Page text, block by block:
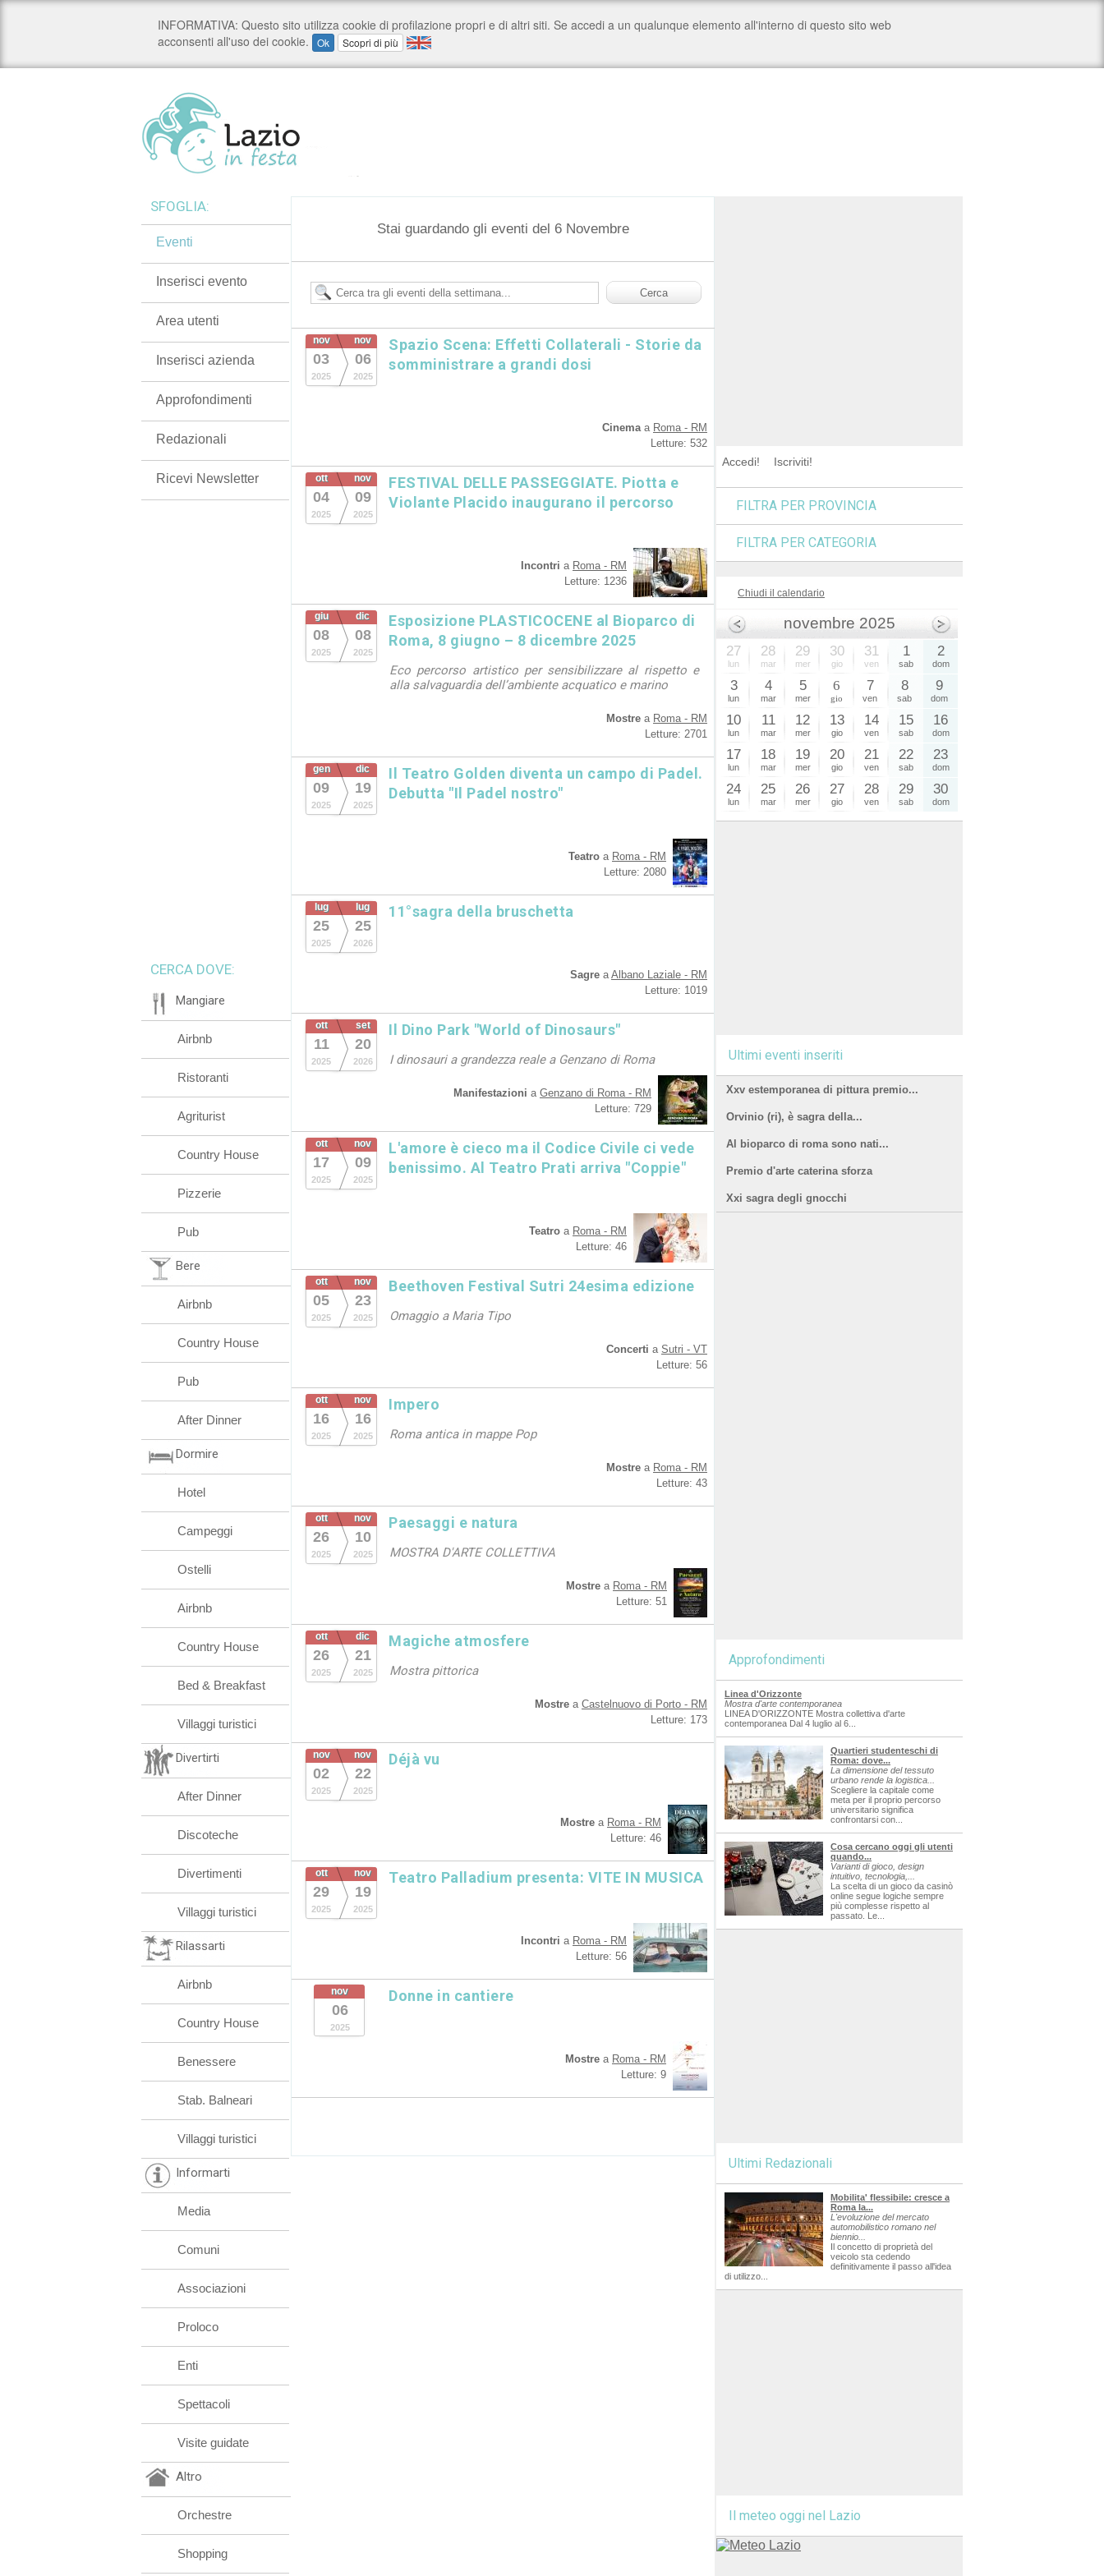
Stai guardando gli eventi del 6 Novembre
nov
03
2025
nov
06
2025
Spazio Scena: Effetti Collaterali - Storie da
somministrare a grandi dosi
Cinemaa Roma - RM
Letture: 532
ott
04
2025
nov
09
2025
FESTIVAL DELLE PASSEGGIATE. Piotta e
Violante Placido inaugurano il percorso
Incontri a Roma - RM
Letture: 1236
giu
08
2025
dic
08
2025
Esposizione PLASTICOCENE al Bioparco di
Roma, 8 giugno – 8 dicembre 2025
Eco percorso artistico per sensibilizzare al rispetto e
alla salvaguardia dell’ambiente acquatico e marino
Mostre a Roma - RM
Letture: 2701
gen
09
2025
dic
19
2025
Il Teatro Golden diventa un campo di Padel.
Debutta "Il Padel nostro"
Teatro a Roma - RM
Letture: 2080
lug
25
2025
lug
25
2026
11°sagra della bruschetta
Sagre aAlbano Laziale - RM
Letture: 1019
ott
11
2025
set
20
2026
Il Dino Park "World of Dinosaurs"
I dinosauri a grandezza reale a Genzano di Roma
Manifestazioni a Genzano di Roma - RM
Letture: 729
ott
17
2025
nov
09
2025
L'amore è cieco ma il Codice Civile ci vede
benissimo. Al Teatro Prati arriva "Coppie"
Teatro a Roma - RM
Letture: 46
ott
05
2025
nov
23
2025
Beethoven Festival Sutri 24esima edizione
Omaggio a Maria Tipo
Concerti a Sutri - VT
Letture: 56
ott
16
2025
nov
16
2025
Impero
Roma antica in mappe Pop
Mostre a Roma - RM
Letture: 43
ott
26
2025
nov
10
2025
Paesaggi e natura
MOSTRA D'ARTE COLLETTIVA
Mostre a Roma - RM
Letture: 51
ott
26
2025
dic
21
2025
Magiche atmosfere
Mostra pittorica
Mostre a Castelnuovo di Porto - RM
Letture: 173
nov
02
2025
nov
22
2025
Déjà vu
Mostre a Roma - RM
Letture: 46
ott
29
2025
nov
19
2025
Teatro Palladium presenta: VITE IN MUSICA
Incontri a Roma - RM
Letture: 56
nov
06
2025
Donne in cantiere
Mostre a Roma - RM
Letture: 9
SFOGLIA:
Eventi
Inserisci evento
Area utenti
Inserisci azienda
Approfondimenti
Redazionali
Ricevi Newsletter
CERCA DOVE:
Mangiare
Airbnb
Ristoranti
Agriturist
Country House
Pizzerie
Pub
Bere
Airbnb
Country House
Pub
After Dinner
Dormire
Hotel
Campeggi
Ostelli
Airbnb
Country House
Bed & Breakfast
Villaggi turistici
Divertirti
After Dinner
Discoteche
Divertimenti
Villaggi turistici
Rilassarti
Airbnb
Country House
Benessere
Stab. Balneari
Villaggi turistici
Informarti
Media
Comuni
Associazioni
Proloco
Enti
Spettacoli
Visite guidate
Altro
Orchestre
Shopping
Accedi! Iscriviti!
FILTRA PER PROVINCIA
FILTRA PER CATEGORIA
Chiudi il calendario
novembre 2025
27
lun
28
mar
29
mer
30
gio
31
ven
1
sab
2
dom
3
lun
4
mar
5
mer
6
gio
7
ven
8
sab
9
dom
10
lun
11
mar
12
mer
13
gio
14
ven
15
sab
16
dom
17
lun
18
mar
19
mer
20
gio
21
ven
22
sab
23
dom
24
lun
25
mar
26
mer
27
gio
28
ven
29
sab
30
dom
Ultimi eventi inseriti
Xxv estemporanea di pittura premio...
Orvinio (ri), è sagra della...
Al bioparco di roma sono nati...
Premio d'arte caterina sforza
Xxi sagra degli gnocchi
Approfondimenti
Linea d'Orizzonte
Mostra d'arte contemporanea
LINEA D'ORIZZONTE Mostra collettiva d'arte
contemporanea Dal 4 luglio al 6...
Quartieri studenteschi di
Roma: dove...
La dimensione del tessuto
urbano rende la logistica...
Scegliere la capitale come
meta per il proprio percorso
universitario significa
confrontarsi con...
Cosa cercano oggi gli utenti
quando...
Varianti di gioco, design
intuitivo, tecnologia,...
La scelta di un gioco da casinò
online segue logiche sempre
più complesse rispetto al
passato. Le...
Ultimi Redazionali
Mobilita' flessibile: cresce a
Roma la...
L'evoluzione del mercato
automobilistico romano nel
biennio...
Il concetto di proprietà del
veicolo sta cedendo
definitivamente il passo all'idea
di utilizzo...
Il meteo oggi nel Lazio